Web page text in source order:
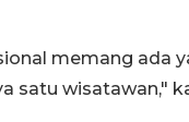
memang ada
satu wisatawan,"